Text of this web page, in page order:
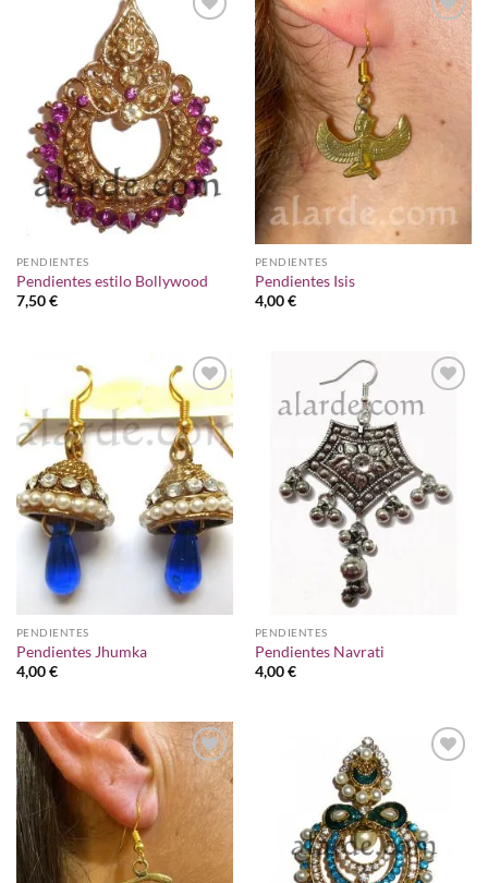
deseos
PENDIENTES
Pendientes estilo Bollywood
7,50€
Añadir
a la
lista de
PENDIENTES
Pendientes Isis
4,00€
Añadir
a la
lista de
deseos
PENDIENTES
Pendientes Jhumka
4,00€
Añadir
PENDIENTES
Pendientes Navrati
4,00€
Añadir
a la
lista de
deseos